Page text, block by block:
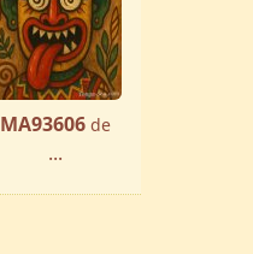
MA93606 de
...